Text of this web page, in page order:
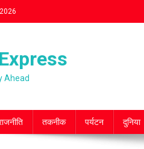
Ahead
तकनीक पर्यटन दुनिया